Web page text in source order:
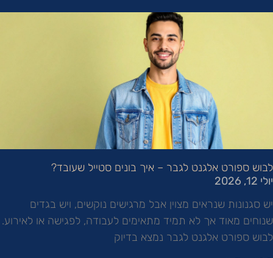
לבוש ספורט אלגנט לגבר – איך בונים סטייל שעובד?
יולי 12, 2026
יש סגנונות שנראים מצוין אבל מרגישים נוקשים, ויש בגדים
שנוחים מאוד אך לא תמיד מתאימים לעבודה, לפגישה או לאירוע.
לבוש ספורט אלגנט לגבר נמצא בדיוק